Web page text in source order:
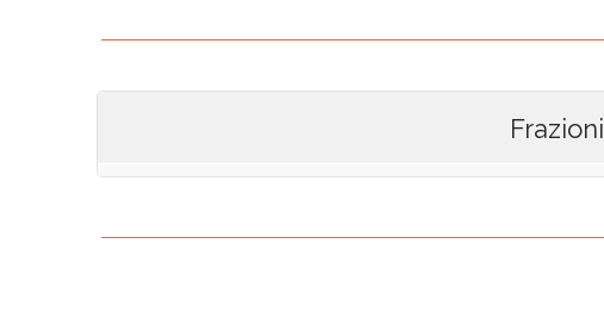
Frazioni